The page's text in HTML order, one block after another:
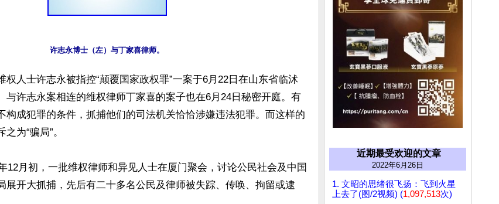
权人士许志永被指控“颠覆国家政权罪”一案于6月22日在山东省临沭
与许志永案相连的维权律师丁家喜的案子也在6月24日秘密开庭。有
构成犯罪的条件，抓捕他们的司法机关恰恰涉嫌违法犯罪。而这样的
为“骗局”。
12月初，一批维权律师和异见人士在厦门聚会，讨论公民社会及中国
展开大抓捕，先后有二十多名公民及律师被失踪、传唤、拘留或逮
近期最受欢迎的文章
2022年6月26日
1. 文昭的思绪很飞扬：飞到火星
上去了(图/2视频) (1,097,513次)